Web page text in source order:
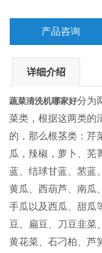
4.运转平稳，噪音小，
5.采用滚动摩擦原理清
6.根据果品特征设计成
产品咨询
详细介绍
蔬菜清洗机哪家好分为
菜类，根据这两类的
的，那么根茎类：芹
瓜，辣椒，萝卜、芜
蓝、结球甘蓝、苤蓝
黄瓜、西葫芦、南瓜
手瓜以及西瓜、甜瓜
豆、扁豆、刀豆韭菜
黄花菜、石刁柏、芦